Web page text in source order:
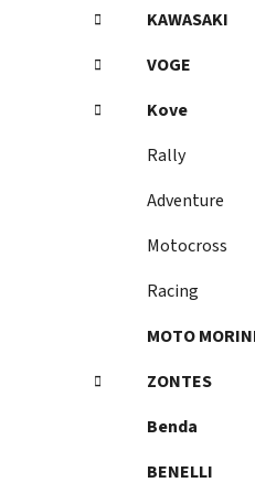
s
r
a
e
g
o
r
KAWASAKI
VOGE
Kove
Rally
Adventure
Motocross
Racing
MOTO
ZONTES
Benda
BENELLI